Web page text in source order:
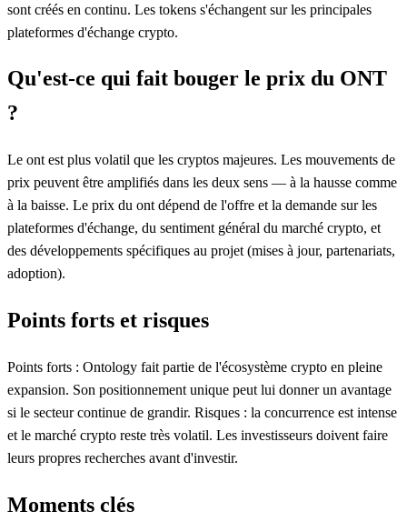
sont créés en continu. Les tokens s'échangent sur les principales
plateformes d'échange crypto.
Qu'est-ce qui fait bouger le prix du ONT
?
Le ont est plus volatil que les cryptos majeures. Les mouvements de
prix peuvent être amplifiés dans les deux sens — à la hausse comme
à la baisse. Le prix du ont dépend de l'offre et la demande sur les
plateformes d'échange, du sentiment général du marché crypto, et
des développements spécifiques au projet (mises à jour, partenariats,
adoption).
Points forts et risques
Points forts : Ontology fait partie de l'écosystème crypto en pleine
expansion. Son positionnement unique peut lui donner un avantage
si le secteur continue de grandir. Risques : la concurrence est intense
et le marché crypto reste très volatil. Les investisseurs doivent faire
leurs propres recherches avant d'investir.
Moments clés